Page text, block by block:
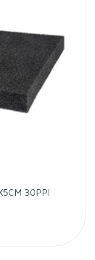
30PPI